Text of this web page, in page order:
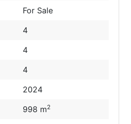
For Sale
4
4
4
2024
998 m2